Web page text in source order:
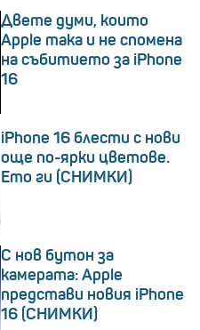
Двете думи, които
Apple така и не спомена
на събитието за iPhone
16
iPhone 16 блести с нови
още по-ярки цветове.
Ето ги (СНИМКИ)
С нов бутон за
камерата: Apple
представи новия iPhone
16 (СНИМКИ)